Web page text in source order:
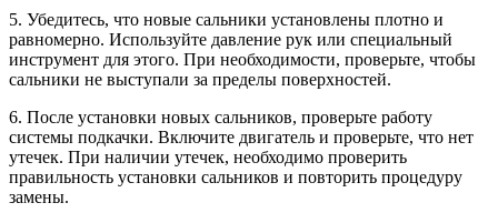
5. Убедитесь, что новые сальники установлены плотно и
равномерно. Используйте давление рук или специальный
инструмент для этого. При необходимости, проверьте, чтобы
сальники не выступали за пределы поверхностей.
6. После установки новых сальников, проверьте работу
системы подкачки. Включите двигатель и проверьте, что нет
утечек. При наличии утечек, необходимо проверить
правильность установки сальников и повторить процедуру
замены.